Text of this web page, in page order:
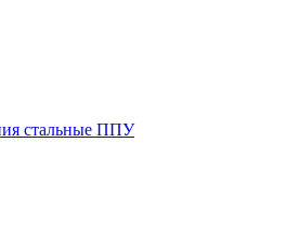
стальные ППУ